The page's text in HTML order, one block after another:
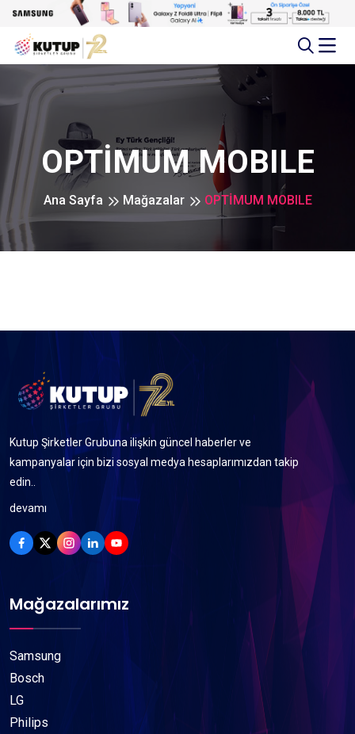
OPTİMUM MOBILE
Ana Sayfa Mağazalar OPTİMUM MOBILE
Kutup Şirketler Grubuna ilişkin güncel haberler ve
kampanyalar için bizi sosyal medya hesaplarımızdan takip
edin..
devamı
Mağazalarımız
Samsung
Bosch
LG
Philips